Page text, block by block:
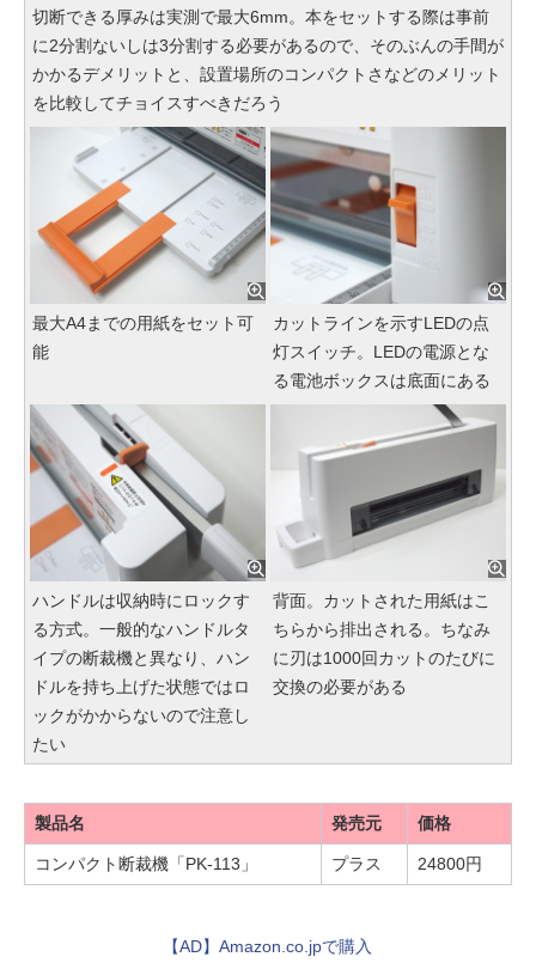
切断できる厚みは実測で最大6mm。本をセットする際は事前
に2分割ないしは3分割する必要があるので、そのぶんの手間が
かかるデメリットと、設置場所のコンパクトさなどのメリット
を比較してチョイスすべきだろう
最大A4までの用紙をセット可
能
カットラインを示すLEDの点
灯スイッチ。LEDの電源とな
る電池ボックスは底面にある
ハンドルは収納時にロックす
る方式。一般的なハンドルタ
イプの断裁機と異なり、ハン
ドルを持ち上げた状態ではロ
ックがかからないので注意し
たい
背面。カットされた用紙はこ
ちらから排出される。ちなみ
に刃は1000回カットのたびに
交換の必要がある
製品名 発売元 価格
コンパクト断裁機「PK-113」 プラス 24800円
【AD】Amazon.co.jpで購入